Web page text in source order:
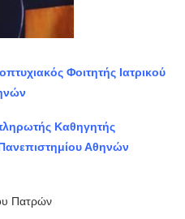
Φοιτητής Ιατρικού
Καθηγητής
Αθηνών
Πατρών